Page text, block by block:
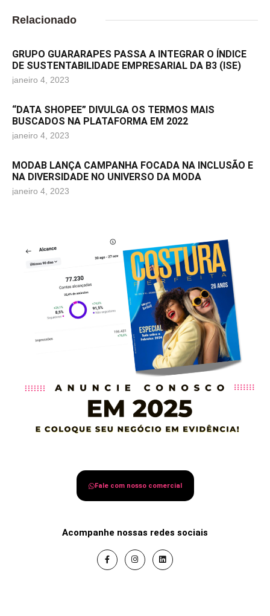
Relacionado
GRUPO GUARARAPES PASSA A INTEGRAR O ÍNDICE
DE SUSTENTABILIDADE EMPRESARIAL DA B3 (ISE)
janeiro 4, 2023
“DATA SHOPEE” DIVULGA OS TERMOS MAIS
BUSCADOS NA PLATAFORMA EM 2022
janeiro 4, 2023
MODAB LANÇA CAMPANHA FOCADA NA INCLUSÃO E
NA DIVERSIDADE NO UNIVERSO DA MODA
janeiro 4, 2023
Fale com nosso comercial
Acompanhe nossas redes sociais